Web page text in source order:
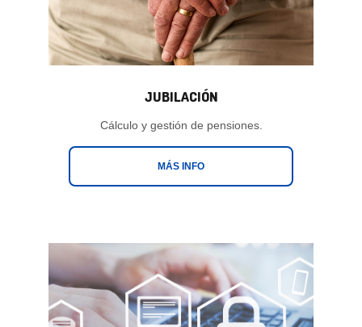
JUBILACIÓN
Cálculo y gestión de pensiones.
MÁS INFO